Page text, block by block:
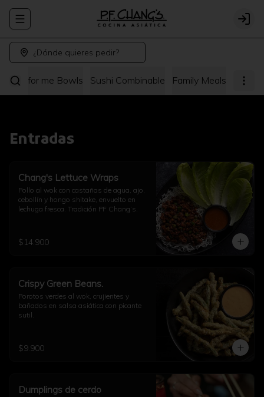
Abrir menu de navegación Login
¿Dónde quieres pedir?
for me Bowls Sushi Combinable Family Meals
Entradas
Chang's Lettuce Wraps
Pollo al wok con castañas de agua, ajo,
cebollín y hongo shitake, envuelto en
lechuga fresca. Tradición PF Chang’s.
$14.900
Crispy Green Beans.
Porotos verdes al wok, crujientes y
bañados en salsa asiática con picante
sutil.
$9.900
Dumplings de cerdo